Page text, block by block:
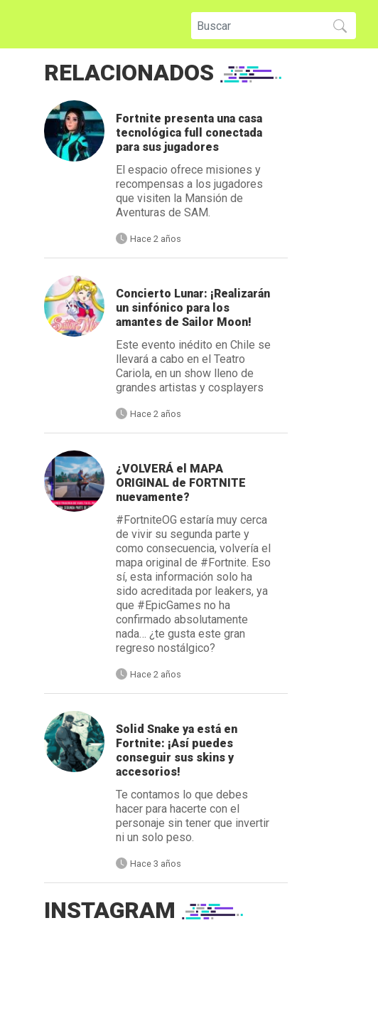
RELACIONADOS
Fortnite presenta una casa
tecnológica full conectada
para sus jugadores
El espacio ofrece misiones y
recompensas a los jugadores
que visiten la Mansión de
Aventuras de SAM.
Hace 2 años
Concierto Lunar: ¡Realizarán
un sinfónico para los
amantes de Sailor Moon!
Este evento inédito en Chile se
llevará a cabo en el Teatro
Cariola, en un show lleno de
grandes artistas y cosplayers
Hace 2 años
¿VOLVERÁ el MAPA
ORIGINAL de FORTNITE
nuevamente?
#FortniteOG estaría muy cerca
de vivir su segunda parte y
como consecuencia, volvería el
mapa original de #Fortnite. Eso
sí, esta información solo ha
sido acreditada por leakers, ya
que #EpicGames no ha
confirmado absolutamente
nada… ¿te gusta este gran
regreso nostálgico?
Hace 2 años
Solid Snake ya está en
Fortnite: ¡Así puedes
conseguir sus skins y
accesorios!
Te contamos lo que debes
hacer para hacerte con el
personaje sin tener que invertir
ni un solo peso.
Hace 3 años
INSTAGRAM